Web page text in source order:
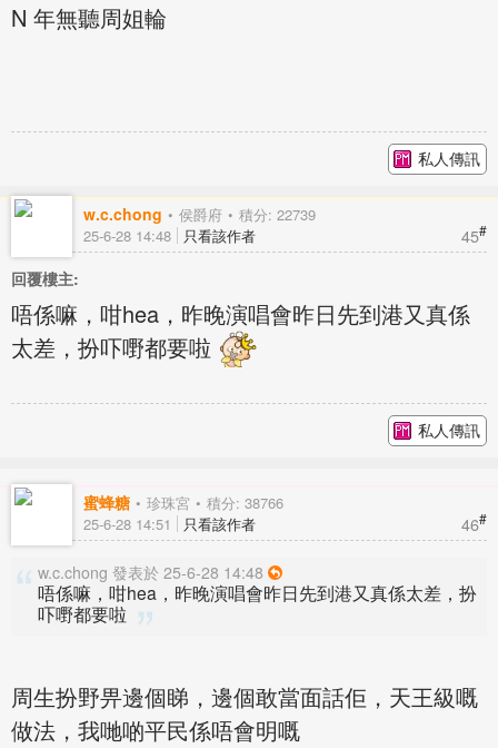
N 年無聽周姐輪
私人傳訊
w.c.chong 侯爵府 積分: 22739
45#
25-6-28 14:48 只看該作者
回覆樓主:
唔係嘛，咁hea，昨晚演唱會昨日先到港又真係
太差，扮吓嘢都要啦
私人傳訊
蜜蜂糖 珍珠宮 積分: 38766
46#
25-6-28 14:51 只看該作者
w.c.chong 發表於 25-6-28 14:48
唔係嘛，咁hea，昨晚演唱會昨日先到港又真係太差，扮
吓嘢都要啦
周生扮野畀邊個睇，邊個敢當面話佢，天王級嘅
做法，我哋啲平民係唔會明嘅